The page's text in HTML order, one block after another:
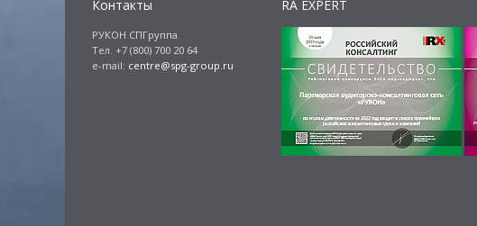
Контакты
РУКОН СПГруппа
Тел. +7 (800) 700 20 64
e-mail: centre@spg-group.ru
RA EXPERT